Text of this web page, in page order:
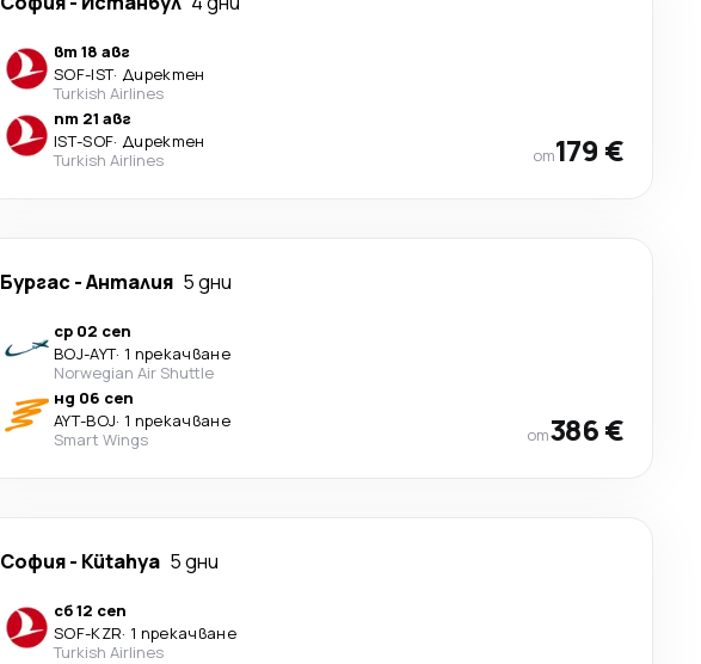
вт 18 авг
SOF-IST· Директен
Turkish Airlines
пт 21 авг
IST-SOF· Директен
Turkish Airlines
от179 €
Бургас -Анталия 5 дни
ср 02 сеп
BOJ-AYT· 1 прекачване
Norwegian Air Shuttle
нд 06 сеп
AYT-BOJ· 1 прекачване
Smart Wings
от386 €
София- Kütahya 5 дни
сб 12 сеп
SOF-KZR· 1 прекачване
Turkish Airlines